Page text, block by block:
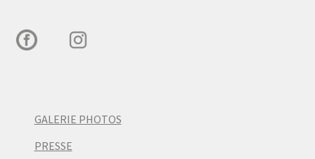
GALERIE PHOTOS
PRESSE